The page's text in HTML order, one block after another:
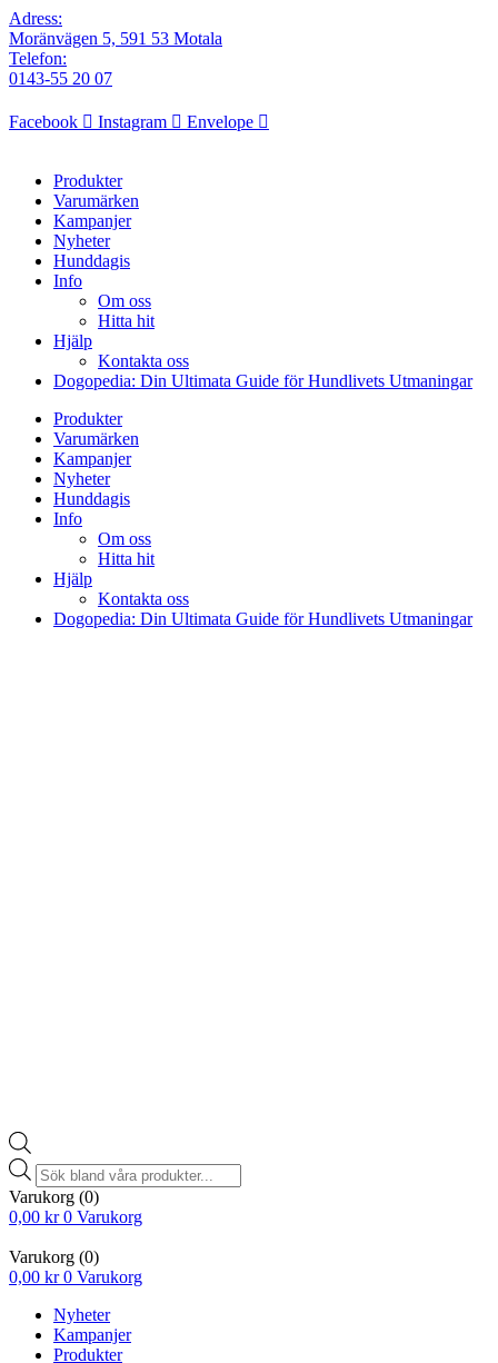
Adress:
Moränvägen 5, 591 53 Motala
Telefon:
0143-55 20 07
Facebook Instagram Envelope
Produkter
Varumärken
Kampanjer
Nyheter
Hunddagis
Info
Om oss
Hitta hit
Hjälp
Kontakta oss
Dogopedia: Din Ultimata Guide för Hundlivets Utmaningar
Produkter
Varumärken
Kampanjer
Nyheter
Hunddagis
Info
Om oss
Hitta hit
Hjälp
Kontakta oss
Dogopedia: Din Ultimata Guide för Hundlivets Utmaningar
Products
search
Varukorg (0)
0,00 kr 0 Varukorg
Varukorg (0)
0,00 kr 0 Varukorg
Nyheter
Kampanjer
Produkter